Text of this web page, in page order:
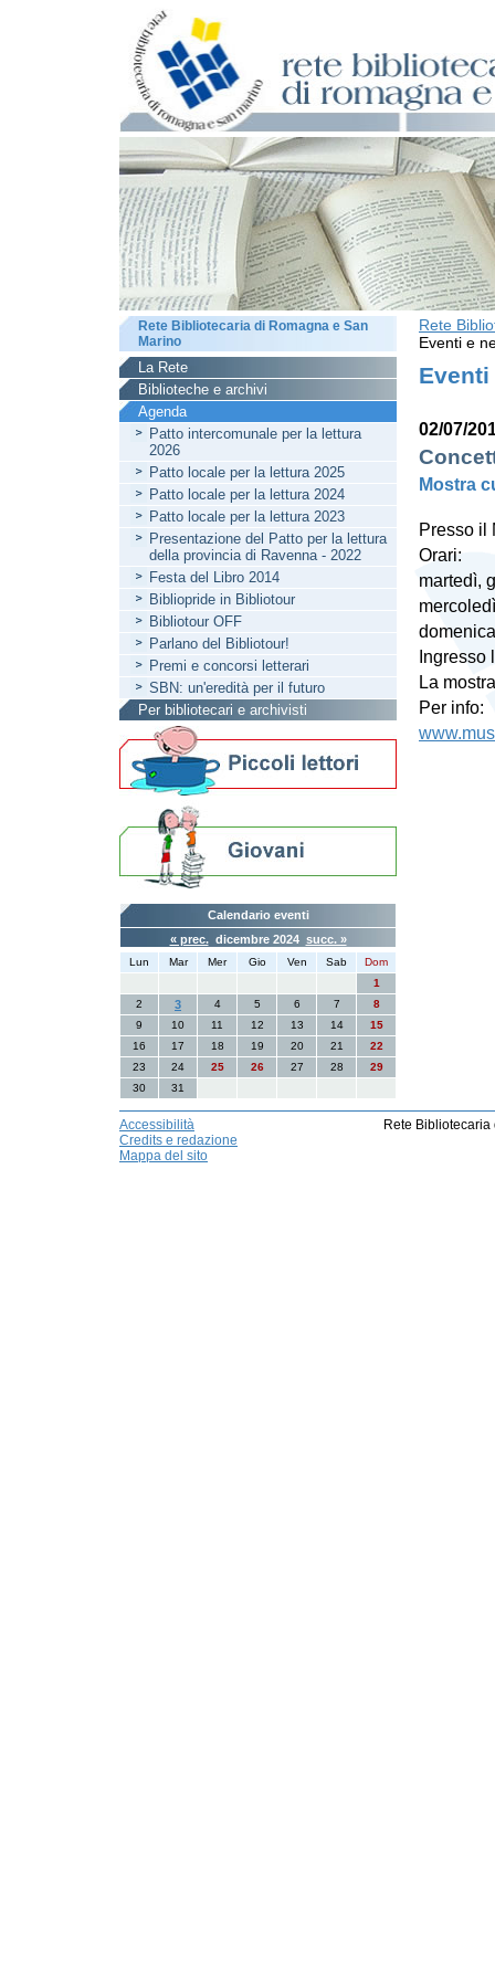
Rete
Eventi e
Eventi
02/07/
Mostra
Presso il
Orari:
martedì,
Ingresso
La
Per info:
Rete Bibliotecaria di Romagna e San
Marino
La Rete
Biblioteche e archivi
Agenda
Patto intercomunale per la lettura
2026
Patto locale per la lettura 2025
Patto locale per la lettura 2024
Patto locale per la lettura 2023
Presentazione del Patto per la lettura
della provincia di Ravenna - 2022
Festa del Libro 2014
Bibliopride in Bibliotour
Bibliotour OFF
Parlano del Bibliotour!
Premi e concorsi letterari
SBN: un'eredità per il futuro
Per bibliotecari e archivisti
Calendario eventi
« prec.dicembre 2024 succ. »
Lun Mar Mer Gio Ven Sab
Dom
1
2
3 4 5 6 7
8
9
10 11 12 13 14
15
16
17 18 19 20 21
22
23
24 25 26 27 28
29
30
31
Accessibilità
Credits e redazione
Mappa del sito
Rete